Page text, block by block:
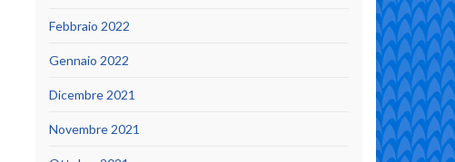
Febbraio 2022
Gennaio 2022
Dicembre 2021
Novembre 2021